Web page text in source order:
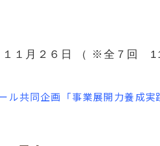
１月２６日 （ ※全７回
ル共同企画「事業展開力養成実